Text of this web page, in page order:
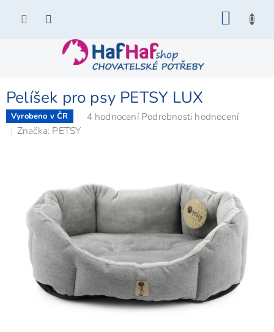
Pelíšek pro psy PETSY LUX
Vyrobeno v ČR
Průměrné
z
5
hvězdiček.
4 hodnocení Podrobnosti hodnocení
Značka: PETSY